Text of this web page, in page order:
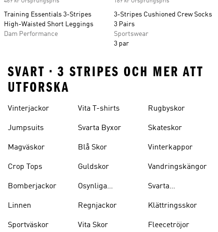
Training Essentials 3-Stripes
High-Waisted Short Leggings
Dam Performance
3-Stripes Cushioned Crew Socks
3 Pairs
Sportswear
3 par
SVART • 3 STRIPES OCH MER ATT
UTFORSKA
Vinterjackor
Jumpsuits
Magväskor
Crop Tops
Bomberjackor
Linnen
Sportväskor
Vita T-shirts
Svarta Byxor
Blå Skor
Guldskor
Osynliga
Regnjackor
Vita Skor
Rugbyskor
Skateskor
Vinterkappor
Vandringskängor
Svarta
Klättringsskor
Fleecetröjor